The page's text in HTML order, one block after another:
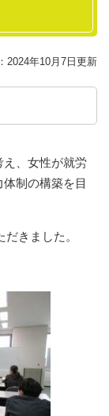
2024年10月7日更新
、女性が就労
制の構築を目
きました。